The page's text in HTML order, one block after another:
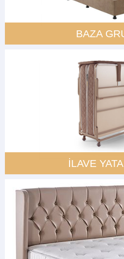
BAZA
İLAVE